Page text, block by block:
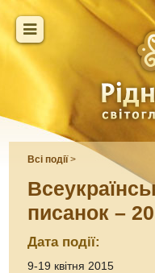
Всі події>
писанок –
Дата події:
9-19 квітня 2015